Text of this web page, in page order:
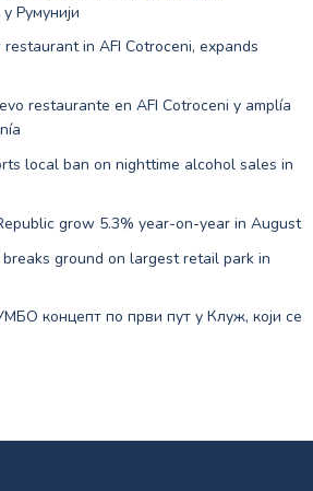
Румунији
in AFI Cotroceni, expands
restaurante en AFI Cotroceni y amplía
local ban on nighttime alcohol sales in
grow 5.3% year-on-year in August
ground on largest retail park in
концепт по први пут у Клуж, који се